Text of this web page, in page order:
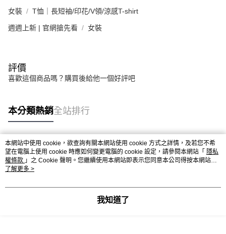
女裝 T恤｜長短袖/印花/V領/涼感T-shirt
週週上新 | 官網搶先看 女裝
評價
喜歡這個商品嗎？購買後給他一個好評吧
本分類熱銷全站排行
熱門標籤
本網站中使用 cookie，欲查詢有關本網站使用 cookie 方式之詳情，及若您不希
望在電腦上使用 cookie 時應如何變更電腦的 cookie 設定，請參閱本網站「 隱私
權條款 」之 Cookie 聲明。您繼續使用本網站即表示您同意本公司得按本網站使
用條款之 Cookie 聲明使用 cookie。
了解更多 >
我知道了